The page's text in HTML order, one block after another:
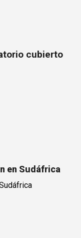
cubierto
en Sudáfrica